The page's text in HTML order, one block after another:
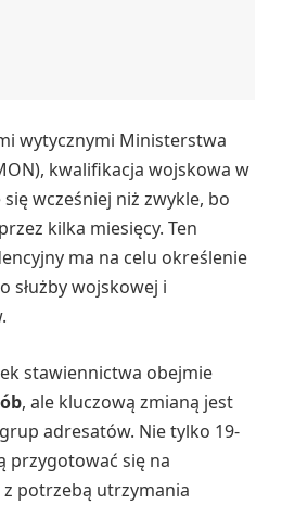
wytycznymi Ministerstwa
kwalifikacja wojskowa w
wcześniej niż zwykle, bo
kilka miesięcy. Ten
ma na celu określenie
służby wojskowej i
stawiennictwa obejmie
, ale kluczową zmianą jest
adresatów. Nie tylko 19-
przygotować się na
potrzebą utrzymania